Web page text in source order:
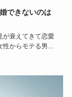
できないのは
が衰えてきて恋愛
性からモテる男性